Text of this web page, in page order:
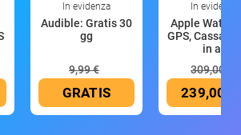
In evidenza
Audible: Gratis 30
gg
9,99 €
GRATIS
In evidenza
Apple Watch
GPS, Cassa
in all
309,00 €
239,00 €